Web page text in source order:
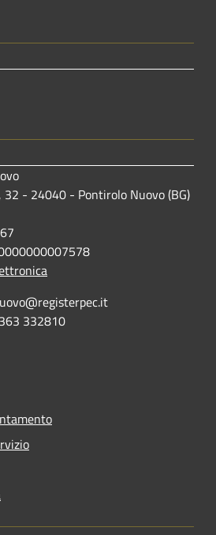
32 - 24040 - Pontirolo Nuovo (BG)
332810